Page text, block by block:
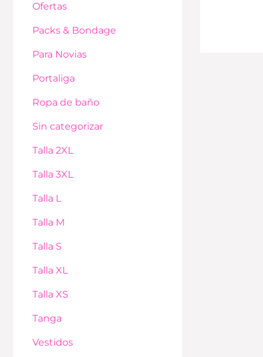
Ofertas
Packs & Bondage
Para Novias
Portaliga
Ropa de baño
Sin categorizar
Talla 2XL
Talla 3XL
Talla L
Talla M
Talla S
Talla XL
Talla XS
Tanga
Vestidos